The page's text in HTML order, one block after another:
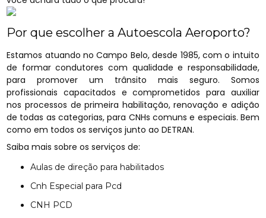
Por que escolher a Autoescola Aeroporto?
Estamos atuando no Campo Belo, desde 1985, com o intuito
de formar condutores com qualidade e responsabilidade,
para promover um trânsito mais seguro. Somos
profissionais capacitados e comprometidos para auxiliar
nos processos de primeira habilitação, renovação e adição
de todas as categorias, para CNHs comuns e especiais. Bem
como em todos os serviços junto ao DETRAN.
Saiba mais sobre os serviços de:
Aulas de direção para habilitados
Cnh Especial para Pcd
CNH PCD